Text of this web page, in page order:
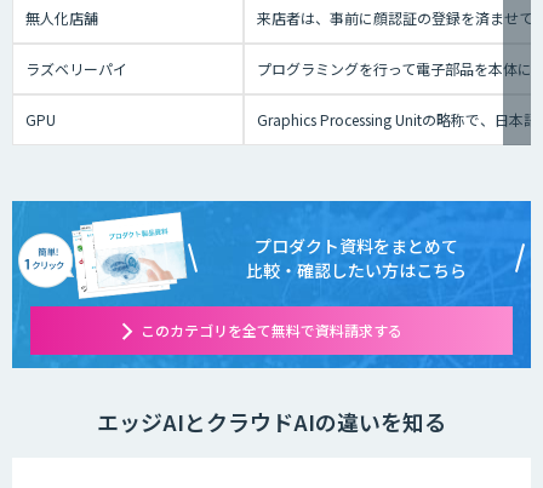
無人化店舗 来店者は、事前に顔認証の登録を済ませて
ラズベリーパイ プログラミングを行って電子部品を本体
GPU Graphics Processing Unitの略称で、日本
プロダクト資料をまとめて
比較・確認したい方はこちら
このカテゴリを全て無料で資料請求する
エッジAIとクラウドAIの違いを知る